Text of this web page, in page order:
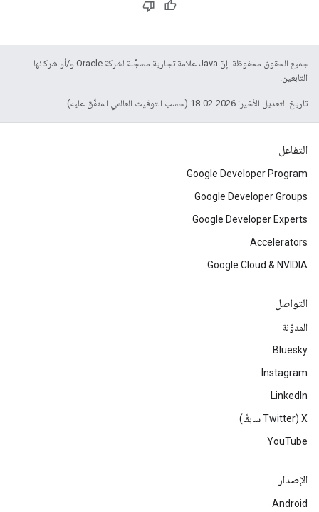
جميع الحقوق محفوظة. إنّ Java علامة تجارية مسجَّلة لشركة Oracle و/أو شركائها
التابعين.
تاريخ التعديل الأخير: 2026-02-18 (حسب التوقيت العالمي المتفَّق عليه)
التفاعل
Google Developer Program
Google Developer Groups
Google Developer Experts
Accelerators
Google Cloud & NVIDIA
التواصل
المدوّنة
Bluesky
Instagram
LinkedIn
‫X ‏(Twitter سابقًا)
YouTube
الإصدار
Android